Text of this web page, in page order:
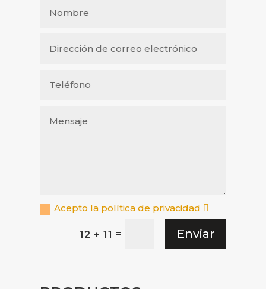
Acepto la política de privacidad
12 + 11 = Enviar